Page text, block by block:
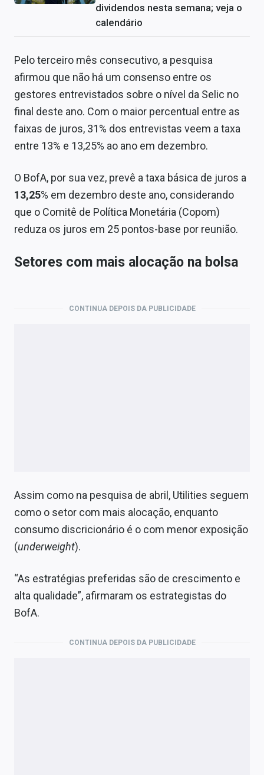
dividendos nesta semana; veja o
calendário
Pelo terceiro mês consecutivo, a pesquisa
afirmou que não há um consenso entre os
gestores entrevistados sobre o nível da Selic no
final deste ano. Com o maior percentual entre as
faixas de juros, 31% dos entrevistas veem a taxa
entre 13% e 13,25% ao ano em dezembro.
O BofA, por sua vez, prevê a taxa básica de juros a
13,25% em dezembro deste ano, considerando
que o Comitê de Política Monetária (Copom)
reduza os juros em 25 pontos-base por reunião.
Setores com mais alocação na bolsa
CONTINUA DEPOIS DA PUBLICIDADE
Assim como na pesquisa de abril, Utilities seguem
como o setor com mais alocação, enquanto
consumo discricionário é o com menor exposição
(underweight).
“As estratégias preferidas são de crescimento e
alta qualidade”, afirmaram os estrategistas do
BofA.
CONTINUA DEPOIS DA PUBLICIDADE